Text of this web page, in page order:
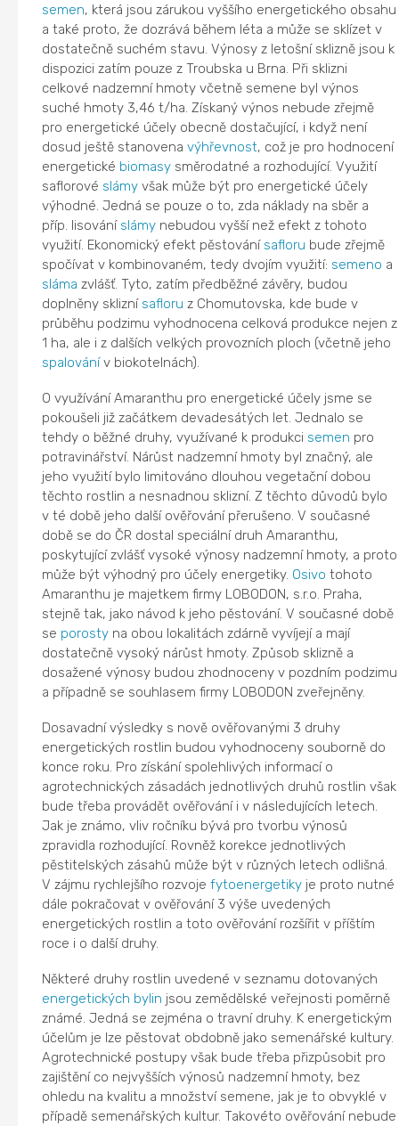
semen, která jsou zárukou vyššího energetického obsahu
a také proto, že dozrává během léta a může se sklízet v
dostatečně suchém stavu. Výnosy z letošní sklizně jsou k
dispozici zatím pouze z Troubska u Brna. Při sklizni
celkové nadzemní hmoty včetně semene byl výnos
suché hmoty 3,46 t/ha. Získaný výnos nebude zřejmě
pro energetické účely obecně dostačující, i když není
dosud ještě stanovenavýhřevnost, což je pro hodnocení
energetické biomasy směrodatné a rozhodující. Využití
saflorové slámy však může být pro energetické účely
výhodné. Jedná se pouze o to, zda náklady na sběr a
příp. lisování slámy nebudou vyšší než efekt z tohoto
využití. Ekonomický efekt pěstování safloru bude zřejmě
spočívat v kombinovaném, tedy dvojím využití: semeno a
sláma zvlášť. Tyto, zatím předběžné závěry, budou
doplněny sklizní safloru z Chomutovska, kde bude v
průběhu podzimu vyhodnocena celková produkce nejen z
1 ha, ale i z dalších velkých provozních ploch (včetně jeho
spalovánív biokotelnách).
O využívání Amaranthu pro energetické účely jsme se
pokoušeli již začátkem devadesátých let. Jednalo se
tehdy o běžné druhy, využívané k produkci semen pro
potravinářství. Nárůst nadzemní hmoty byl značný, ale
jeho využití bylo limitováno dlouhou vegetační dobou
těchto rostlin a nesnadnou sklizní. Z těchto důvodů bylo
v té době jeho další ověřování přerušeno. V současné
době se do ČR dostal speciální druh Amaranthu,
poskytující zvlášť vysoké výnosy nadzemní hmoty, a proto
může být výhodný pro účely energetiky. Osivo tohoto
Amaranthu je majetkem firmy LOBODON, s.r.o. Praha,
stejně tak, jako návod k jeho pěstování. V současné době
se porosty na obou lokalitách zdárně vyvíjejí a mají
dostatečně vysoký nárůst hmoty. Způsob sklizně a
dosažené výnosy budou zhodnoceny v pozdním podzimu
a případně se souhlasem firmy LOBODON zveřejněny.
Dosavadní výsledky s nově ověřovanými 3 druhy
energetických rostlin budou vyhodnoceny souborně do
konce roku. Pro získání spolehlivých informací o
agrotechnických zásadách jednotlivých druhů rostlin však
bude třeba provádět ověřování i v následujících letech.
Jak je známo, vliv ročníku bývá pro tvorbu výnosů
zpravidla rozhodující. Rovněž korekce jednotlivých
pěstitelských zásahů může být v různých letech odlišná.
V zájmu rychlejšího rozvojefytoenergetiky je proto nutné
dále pokračovat v ověřování 3 výše uvedených
energetických rostlin a toto ověřování rozšířit v příštím
roce i o další druhy.
Některé druhy rostlin uvedené v seznamu dotovaných
energetických bylin jsou zemědělské veřejnosti poměrně
známé. Jedná se zejména o travní druhy. K energetickým
účelům je lze pěstovat obdobně jako semenářské kultury.
Agrotechnické postupy však bude třeba přizpůsobit pro
zajištění co nejvyšších výnosů nadzemní hmoty, bez
ohledu na kvalitu a množství semene, jak je to obvyklé v
případě semenářských kultur. Takovéto ověřování nebude